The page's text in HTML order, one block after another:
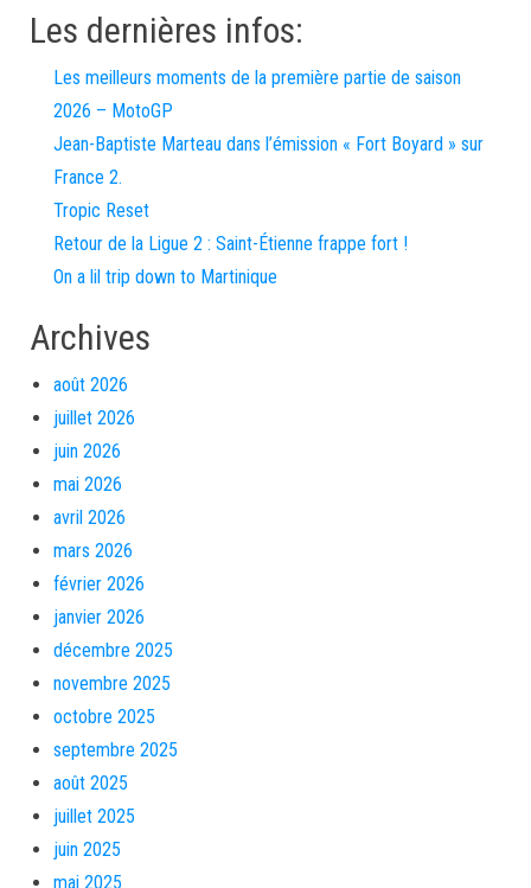
Les dernières infos:
Les meilleurs moments de la première partie de saison
2026 – MotoGP
Jean-Baptiste Marteau dans l’émission « Fort Boyard » sur
France 2.
Tropic Reset
Retour de la Ligue 2 : Saint-Étienne frappe fort !
On a lil trip down to Martinique
Archives
août 2026
juillet 2026
juin 2026
mai 2026
avril 2026
mars 2026
février 2026
janvier 2026
décembre 2025
novembre 2025
octobre 2025
septembre 2025
août 2025
juillet 2025
juin 2025
mai 2025